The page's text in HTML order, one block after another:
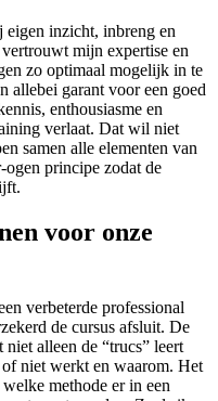
inzicht, inbreng en
mijn expertise en
zo optimaal mogelijk in te
allebei garant voor een goed
enthousiasme en
verlaat. Dat wil niet
samen alle elementen van
ogen principe zodat de
voor onze
verbeterde professional
de cursus afsluit. De
alleen de “trucs” leert
niet werkt en waarom. Het
methode er in een